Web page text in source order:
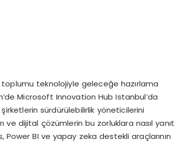
toplumu teknolojiyle geleceğe hazırlama
Microsoft Innovation Hub Istanbul’da
sürdürülebilirlik yöneticilerini
ve dijital çözümlerin bu zorluklara nasıl yanıt
BI ve yapay zeka destekli araçlarının